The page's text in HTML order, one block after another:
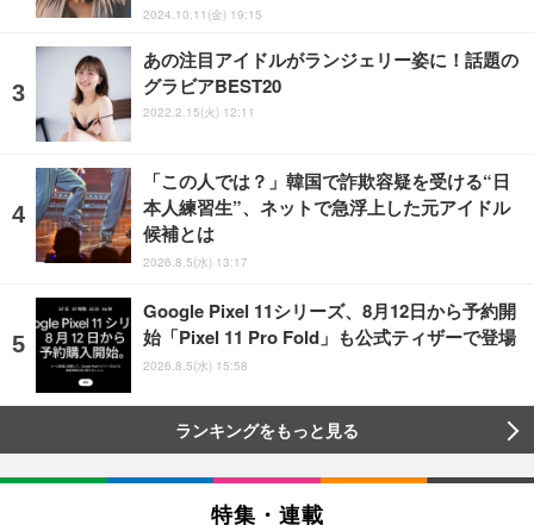
2024.10.11(金) 19:15
あの注目アイドルがランジェリー姿に！話題の
グラビアBEST20
2022.2.15(火) 12:11
「この人では？」韓国で詐欺容疑を受ける“日
本人練習生”、ネットで急浮上した元アイドル
候補とは
2026.8.5(水) 13:17
Google Pixel 11シリーズ、8月12日から予約開
始「Pixel 11 Pro Fold」も公式ティザーで登場
2026.8.5(水) 15:58
ランキングをもっと見る
特集・連載